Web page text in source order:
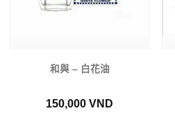
和與 – 白花油
150,000 VND